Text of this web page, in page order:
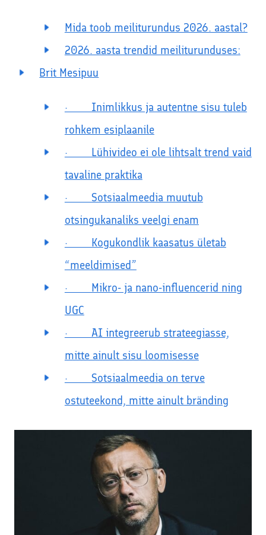
Mida toob meiliturundus 2026. aastal?
2026. aasta trendid meiliturunduses:
Brit Mesipuu
· Inimlikkus ja autentne sisu tuleb
rohkem esiplaanile
· Lühivideo ei ole lihtsalt trend vaid
tavaline praktika
· Sotsiaalmeedia muutub
otsingukanaliks veelgi enam
· Kogukondlik kaasatus ületab
“meeldimised”
· Mikro- ja nano-influencerid ning
UGC
· AI integreerub strateegiasse,
mitte ainult sisu loomisesse
· Sotsiaalmeedia on terve
ostuteekond, mitte ainult bränding